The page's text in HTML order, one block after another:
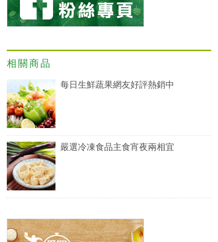
相關商品
每日生鮮蔬果網友好評熱銷中
嚴選冷凍食品主食宵夜兩相宜